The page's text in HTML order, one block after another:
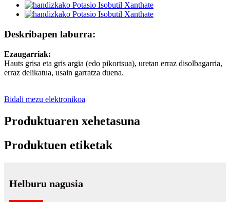
Deskribapen laburra:
Ezaugarriak:
Hauts grisa eta gris argia (edo pikortsua), uretan erraz disolbagarria,
erraz delikatua, usain garratza duena.
Bidali mezu elektronikoa
Produktuaren xehetasuna
Produktuen etiketak
Helburu nagusia